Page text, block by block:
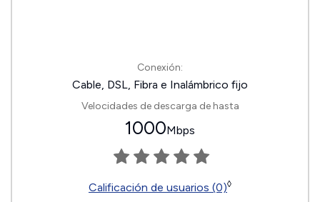
Conexión:
Cable, DSL, Fibra e Inalámbrico fijo
Velocidades de descarga de hasta
1000Mbps
Calificación de usuarios (0)◊